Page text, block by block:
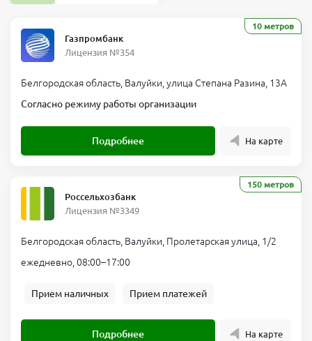
10 метров
Газпромбанк
Лицензия №354
Белгородская область, Валуйки, улица Степана Разина, 13А
Согласно режиму работы организации
Подробнее На карте
150 метров
Россельхозбанк
Лицензия №3349
Белгородская область, Валуйки, Пролетарская улица, 1/2
ежедневно, 08:00–17:00
Прием наличных Прием платежей
Подробнее На карте